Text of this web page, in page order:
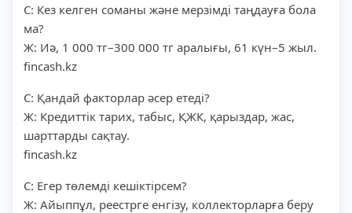
С: Кез келген соманы және мерзімді таңдауға бола
ма?
Ж: Иә, 1 000 тг–300 000 тг аралығы, 61 күн–5 жыл.
fincash.kz
С: Қандай факторлар әсер етеді?
Ж: Кредиттік тарих, табыс, ҚЖК, қарыздар, жас,
шарттарды сақтау.
fincash.kz
С: Егер төлемді кешіктірсем?
Ж: Айыппұл, реестрге енгізу, коллекторларға беру